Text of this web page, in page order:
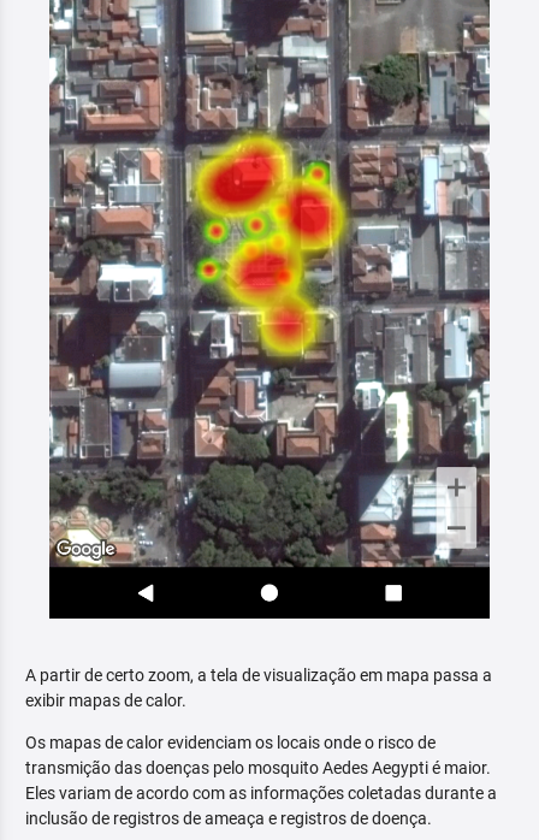
A partir de certo zoom, a tela de visualização em mapa passa a
exibir mapas de calor.
Os mapas de calor evidenciam os locais onde o risco de
transmição das doenças pelo mosquito Aedes Aegypti é maior.
Eles variam de acordo com as informações coletadas durante a
inclusão de registros de ameaça e registros de doença.